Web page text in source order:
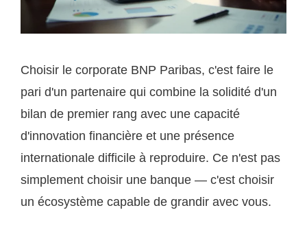
Choisir le corporate BNP Paribas, c'est faire le
pari d'un partenaire qui combine la solidité d'un
bilan de premier rang avec une capacité
d'innovation financière et une présence
internationale difficile à reproduire. Ce n'est pas
simplement choisir une banque — c'est choisir
un écosystème capable de grandir avec vous.